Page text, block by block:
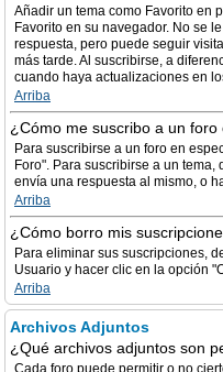
Añadir un tema como Favorito en
Favorito en su navegador. No se
respuesta, pero puede seguir
más tarde. Al suscribirse, a
cuando haya actualizaciones en
Arriba
¿Cómo me suscribo a un
Para suscribirse a un foro en
Foro". Para suscribirse a un
envía una respuesta al mismo, o
Arriba
¿Cómo borro mis
Para eliminar sus suscripciones,
Usuario y hacer clic en la opción
Arriba
Archivos Adjuntos
¿Qué archivos adjuntos son
Cada foro puede permitir o no